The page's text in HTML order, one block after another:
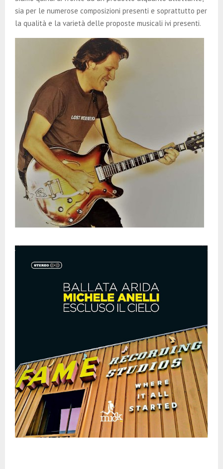
sia per le numerose composizioni presenti e soprattutto per
la qualità e la varietà delle proposte musicali ivi presenti.